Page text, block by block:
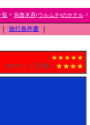
覧 > 烏魯木斉(ウルムチ)のホテル >
旅行条件書
★★★★★
（本サイト評価） ★★★★